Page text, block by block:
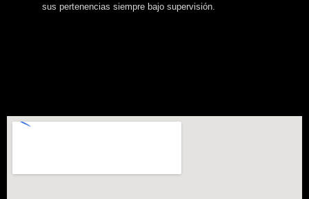
sus pertenencias siempre bajo supervisión.